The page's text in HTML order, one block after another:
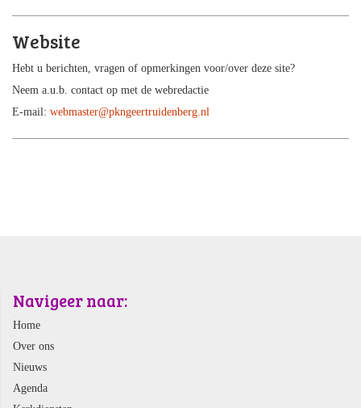
Website
Hebt u berichten, vragen of opmerkingen voor/over deze site?
Neem a.u.b. contact op met de webredactie
E-mail: webmaster@pkngeertruidenberg.nl
Navigeer naar:
Home
Over ons
Nieuws
Agenda